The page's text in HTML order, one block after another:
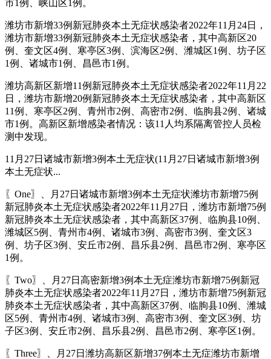
市1例、峡山区1例。
潍坊市新增33例新冠肺炎本土无症状感染者2022年11月24日，
潍坊市新增33例新冠肺炎本土无症状感染者，其中高新区20
例、奎文区4例、寒亭区3例、滨海区2例、潍城区1例、坊子区
1例、诸城市1例、昌邑市1例。
潍坊高新区新增11例新冠肺炎本土无症状感染者2022年11月22
日，潍坊市新增20例新冠肺炎本土无症状感染者，其中高新区
11例、寒亭区2例、青州市2例、高密市2例、临朐县2例、诸城
市1例。高新区新增感染者情况：该11人均系隔离管控人员检
测中发现。
11月27日诸城市新增3例本土无症状(11月27日诸城市新增3例
本土无症状...
〖One〗、月27日诸城市新增3例本土无症状潍坊市新增75例
新冠肺炎本土无症状感染者2022年11月27日，潍坊市新增75例
新冠肺炎本土无症状感染者，其中高新区37例、临朐县10例、
潍城区5例、青州市4例、诸城市3例、高密市3例、奎文区3
例、坊子区3例、安丘市2例、昌乐县2例、昌邑市2例、寒亭区
1例。
〖Two〗、月27日高密新增3例本土无症潍坊市新增75例新冠
肺炎本土无症状感染者2022年11月27日，潍坊市新增75例新冠
肺炎本土无症状感染者，其中高新区37例、临朐县10例、潍城
区5例、青州市4例、诸城市3例、高密市3例、奎文区3例、坊
子区3例、安丘市2例、昌乐县2例、昌邑市2例、寒亭区1例。
〖Three〗、月27日潍坊高新区新增37例本土无症潍坊市新增